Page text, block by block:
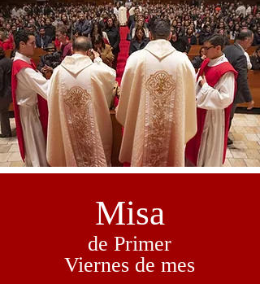
Misa
de Primer
Viernes de mes